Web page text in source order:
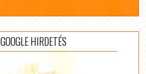
GOOGLE HIRDETÉS